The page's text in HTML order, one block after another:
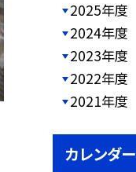
2025年度
2024年度
2023年度
2022年度
2021年度
カレンダー